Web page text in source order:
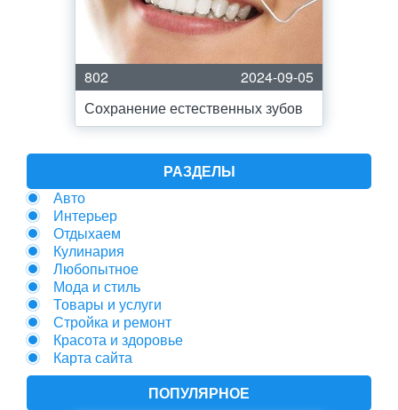
802
2024-09-05
Сохранение естественных зубов
РАЗДЕЛЫ
Авто
Интерьер
Отдыхаем
Кулинария
Любопытное
Мода и стиль
Товары и услуги
Стройка и ремонт
Красота и здоровье
Карта сайта
ПОПУЛЯРНОЕ